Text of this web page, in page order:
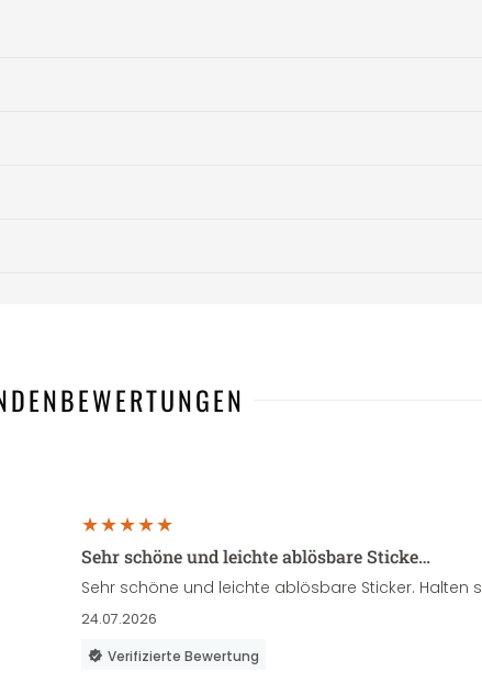
Sehr schöne und leichte ablösbare Sticke…
Sehr schöne und leichte ablösbare Sticker.
24.07.2026
Verifizierte Bewertung